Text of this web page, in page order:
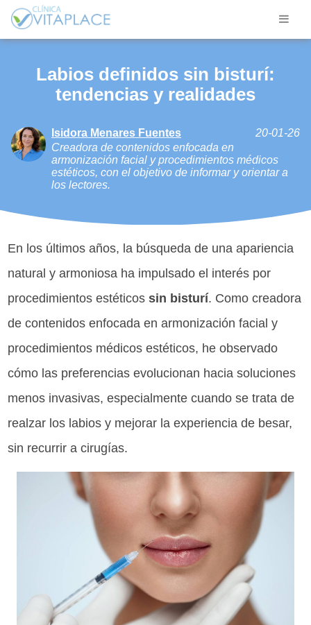
Labios definidos sin bisturí:
tendencias y realidades
Isidora Menares Fuentes
20-01-26
Creadora de contenidos enfocada en
armonización facial y procedimientos médicos
estéticos, con el objetivo de informar y orientar a
los lectores.
En los últimos años, la búsqueda de una apariencia
natural y armoniosa ha impulsado el interés por
procedimientos estéticossin bisturí. Como creadora
de contenidos enfocada en armonización facial y
procedimientos médicos estéticos, he observado
cómo las preferencias evolucionan hacia soluciones
menos invasivas, especialmente cuando se trata de
realzar los labios y mejorar la experiencia de besar,
sin recurrir a cirugías.